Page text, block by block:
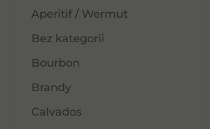
Aperitif / Wermut
Bez kategorii
Bourbon
Brandy
Calvados